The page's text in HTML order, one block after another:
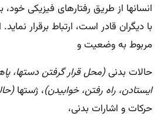
انسانها از طریق رفتارهای فیزیکی
با دیگران قادر است، ارتباط برقرار
مربوط به وضعیت و
حالات بدنی(محل قرار گرفتن دستها،
ایستادن، راه رفتن، خوابیدن)، ژستها
حرکات و اشارات بدنی،